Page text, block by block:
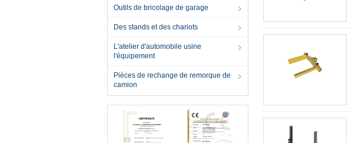
Outils de bricolage de garage
Des stands et des chariots
L'atelier d'automobile usine
l'équipement
Pièces de rechange de remorque de
camion